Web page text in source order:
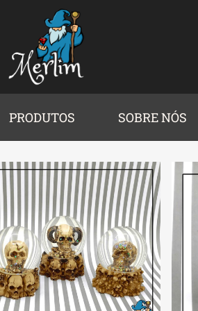
PRODUTOS SOBRE NÓS